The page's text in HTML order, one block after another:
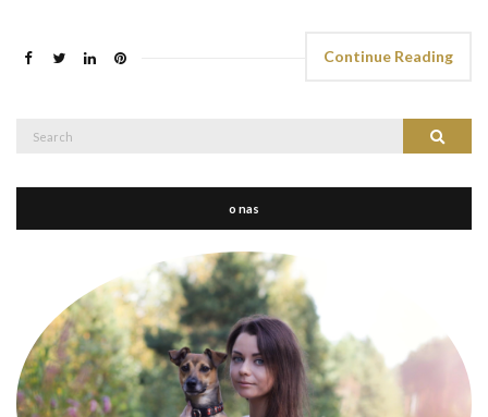
Continue Reading
Search
Search
o nas